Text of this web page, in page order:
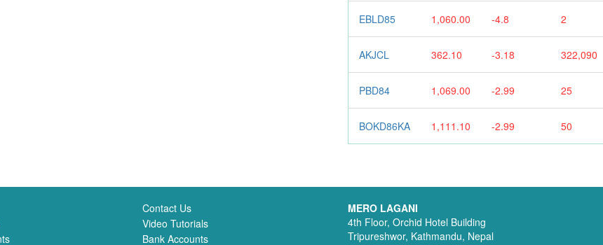
EBLD85 1,060.00 -4.8 2
AKJCL 362.10 -3.18 322,090
PBD84 1,069.00 -2.99 25
BOKD86KA 1,111.10 -2.99 50
Contact Us
Video Tutorials
Bank Accounts
MERO LAGANI
4th Floor, Orchid Hotel Building
Tripureshwor, Kathmandu, Nepal